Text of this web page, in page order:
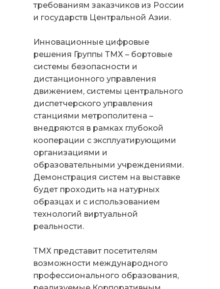
требованиям заказчиков из России
и государств Центральной Азии.
Инновационные цифровые
решения Группы ТМХ – бортовые
системы безопасности и
дистанционного управления
движением, системы центрального
диспетчерского управления
станциями метрополитена –
внедряются в рамках глубокой
кооперации с эксплуатирующими
организациями и
образовательными учреждениями.
Демонстрация систем на выставке
будет проходить на натурных
образцах и с использованием
технологий виртуальной
реальности.
ТМХ представит посетителям
возможности международного
профессионального образования,